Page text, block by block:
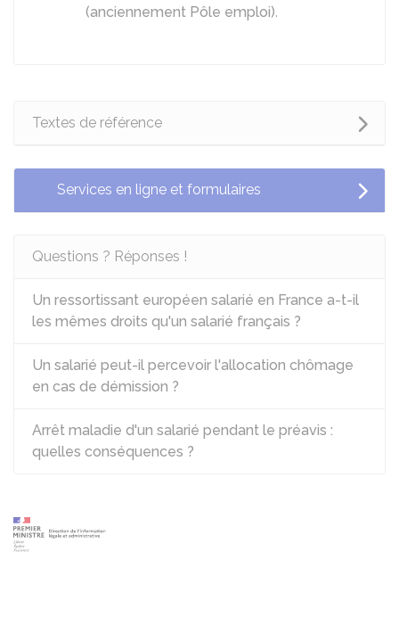
(anciennement Pôle emploi).
Textes de référence
Services en ligne et formulaires
Questions ? Réponses !
Un ressortissant européen salarié en France a-t-il
les mêmes droits qu'un salarié français ?
Un salarié peut-il percevoir l'allocation chômage
en cas de démission ?
Arrêt maladie d'un salarié pendant le préavis :
quelles conséquences ?